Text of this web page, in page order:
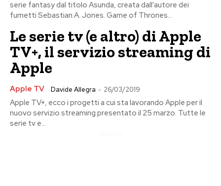
serie fantasy dal titolo Asunda, creata dall'autore dei
fumetti Sebastian A. Jones. Game of Thrones...
Le serie tv (e altro) di Apple
TV+, il servizio streaming di
Apple
Apple TV Davide Allegra - 26/03/2019
Apple TV+, ecco i progetti a cui sta lavorando Apple per il
nuovo servizio streaming presentato il 25 marzo. Tutte le
serie tv e...